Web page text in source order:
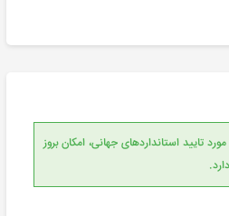
به دلیل تطابق با دانش به روز و مورد تایید استانداردهای جهانی، امکان بروز